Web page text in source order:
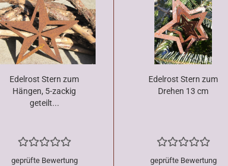
Edelrost Stern zum
Hängen, 5-zackig
geteilt...
geprüfte Bewertung
Edelrost Stern zum
Drehen 13 cm
geprüfte Bewertung